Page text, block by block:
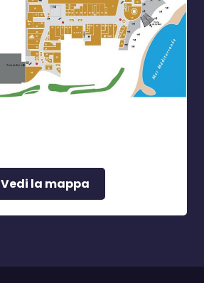
Vedi la mappa